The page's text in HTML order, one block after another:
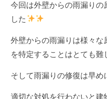
今回は外壁からの雨漏りの
した
外壁からの雨漏りは様々な
を特定することはとても
そして雨漏りの修復は早
適切な対処を行わないと